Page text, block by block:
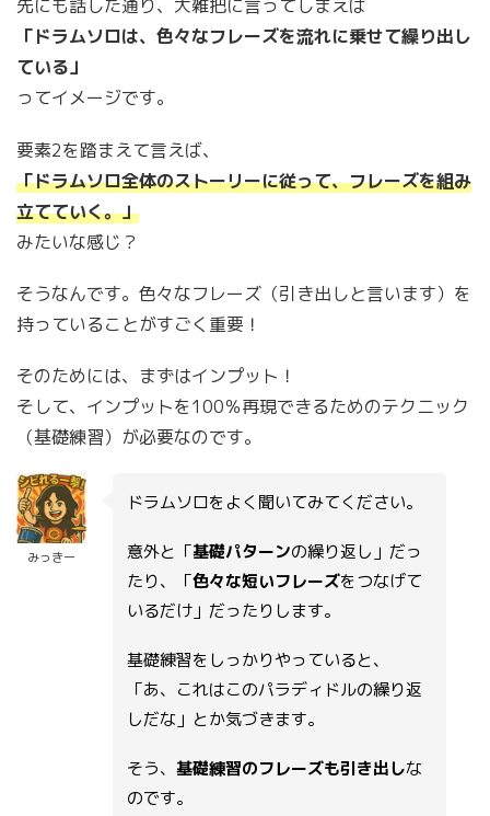
先にも話した通り、大雑把に言ってしまえば
「ドラムソロは、色々なフレーズを流れに乗せて繰り出し
ている」
ってイメージです。
要素2を踏まえて言えば、
「ドラムソロ全体のストーリーに従って、フレーズを組み
立てていく。」
みたいな感じ？
そうなんです。色々なフレーズ（引き出しと言います）を
持っていることがすごく重要！
そのためには、まずはインプット！
そして、インプットを100％再現できるためのテクニック
（基礎練習）が必要なのです。
みっきー
ドラムソロをよく聞いてみてください。
意外と「基礎パターンの繰り返し」だっ
たり、「色々な短いフレーズをつなげて
いるだけ」だったりします。
基礎練習をしっかりやっていると、
「あ、これはこのパラディドルの繰り返
しだな」とか気づきます。
そう、 基礎練習のフレーズも引き出しな
のです。